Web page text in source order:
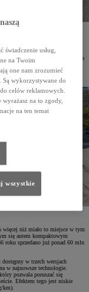
samochodów w wybranych
Toyocie. Marka jest też
lidera rynku motoryzacyjnego
Tak np. Corolla jest
wielkości, Yaris zajmuje
więcej niż miało to miejsce w tym
się autem kompaktowym
roku sprzedano już ponad 60 mln
w trzech wersjach
w najnowsze technologie.
pozwala poruszać się
Efektem tego jest niskie
km).
świadczenie usług,
na Twoim
one nam zrozumieć
Są wykorzystywane do
do celów reklamowych.
na to zgody,
na ten temat
wszystkie